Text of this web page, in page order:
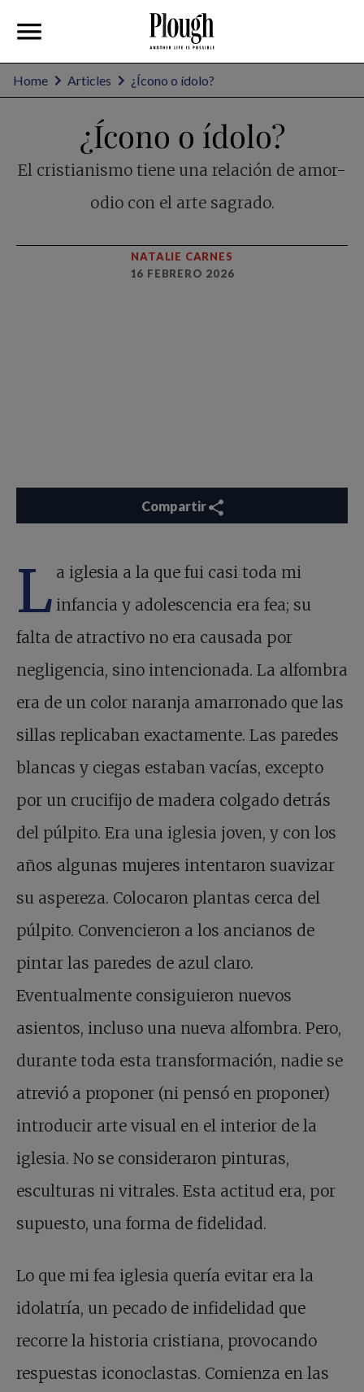
Home Articles ¿Ícono o ídolo?
¿Ícono o ídolo?
El cristianismo tiene una relación de amor-
odio con el arte sagrado.
NATALIE CARNES
16 FEBRERO 2026
Compartir
L a iglesia a la que fui casi toda mi
infancia y adolescencia era fea; su
falta de atractivo no era causada por
negligencia, sino intencionada. La alfombra
era de un color naranja amarronado que las
sillas replicaban exactamente. Las paredes
blancas y ciegas estaban vacías, excepto
por un crucifijo de madera colgado detrás
del púlpito. Era una iglesia joven, y con los
años algunas mujeres intentaron suavizar
su aspereza. Colocaron plantas cerca del
púlpito. Convencieron a los ancianos de
pintar las paredes de azul claro.
Eventualmente consiguieron nuevos
asientos, incluso una nueva alfombra. Pero,
durante toda esta transformación, nadie se
atrevió a proponer (ni pensó en proponer)
introducir arte visual en el interior de la
iglesia. No se consideraron pinturas,
esculturas ni vitrales. Esta actitud era, por
supuesto, una forma de fidelidad.
Lo que mi fea iglesia quería evitar era la
idolatría, un pecado de infidelidad que
recorre la historia cristiana, provocando
respuestas iconoclastas. Comienza en las